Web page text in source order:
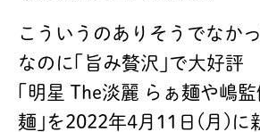
こういうのありそうでなか
なのに｢旨み贅沢｣で大好評
｢明星 The淡麗 らぁ麺や嶋
麺｣を2022年4月11日(月)に